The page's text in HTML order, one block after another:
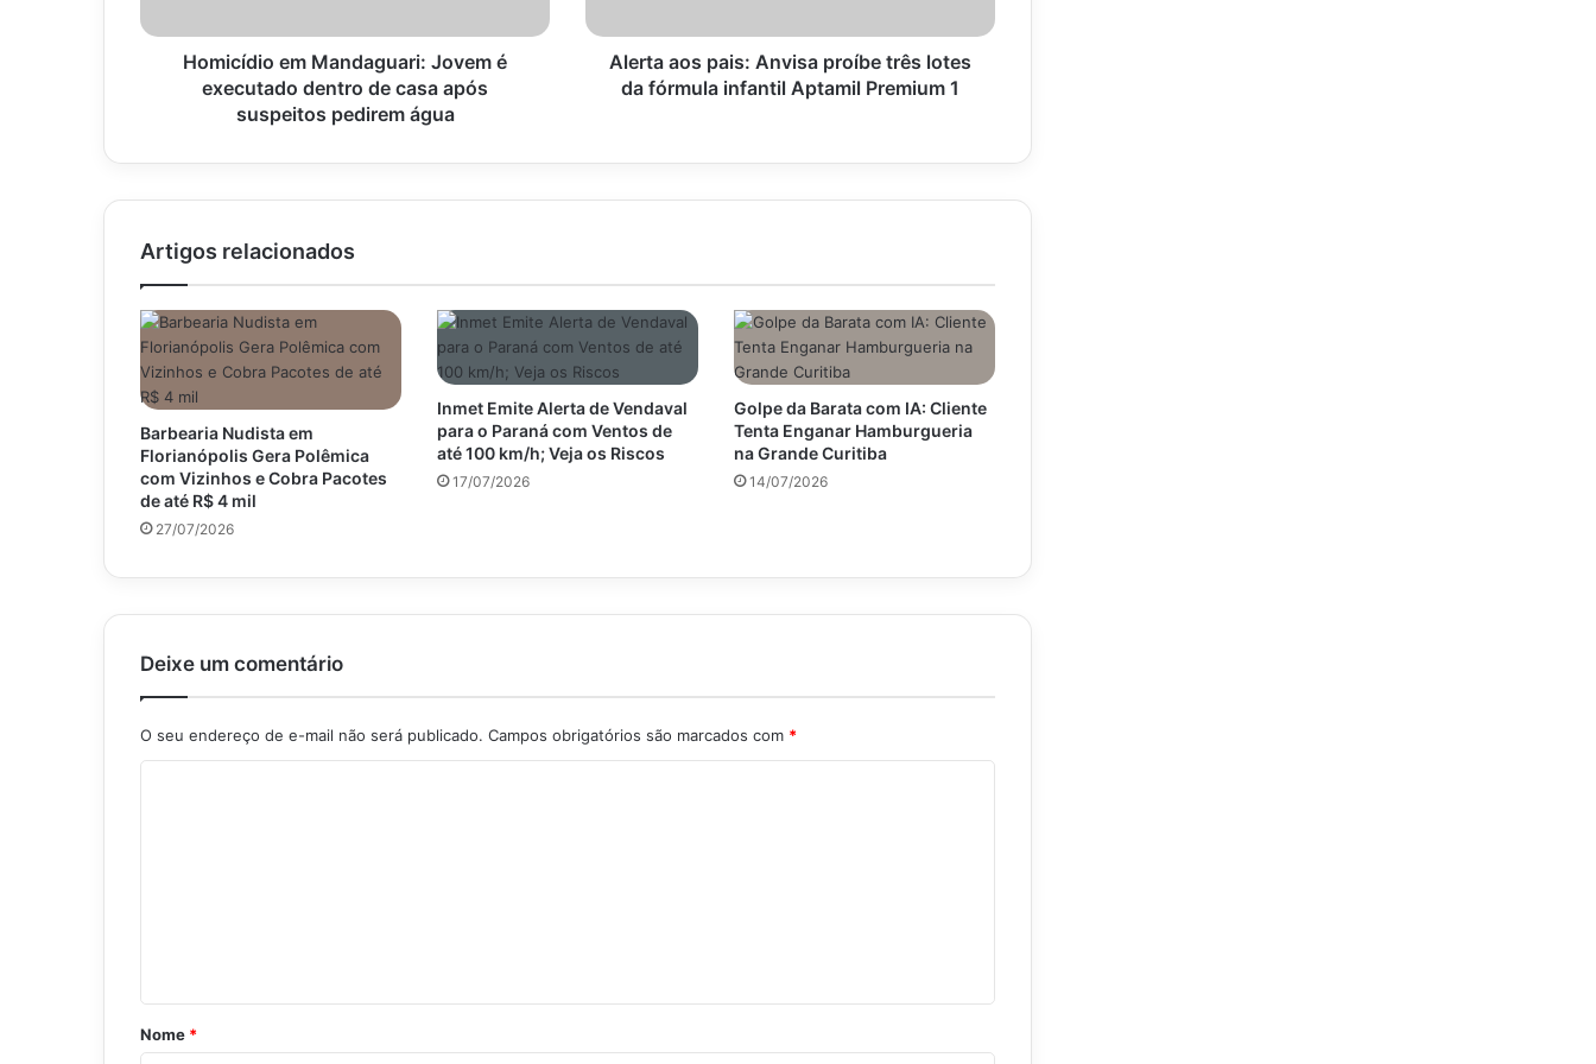
casa
suspeitos
Homicídio em Mandaguari: Jovem é
executado dentro de casa após
suspeitos pedirem água
fórmula
infantil
Aptamil
Alerta aos pais: Anvisa proíbe três lotes
da fórmula infantil Aptamil Premium 1
Artigos relacionados
Barbearia Nudista em
Florianópolis Gera Polêmica
com Vizinhos e Cobra Pacotes
de até R$ 4 mil
27/07/2026
Inmet Emite Alerta de Vendaval
para o Paraná com Ventos de
até 100 km/h; Veja os Riscos
17/07/2026
Golpe da Barata com IA: Cliente
Tenta Enganar Hamburgueria
na Grande Curitiba
14/07/2026
Deixe um comentário
O seu endereço de e-mail não será publicado. Campos obrigatórios são marcados com *
rNome *